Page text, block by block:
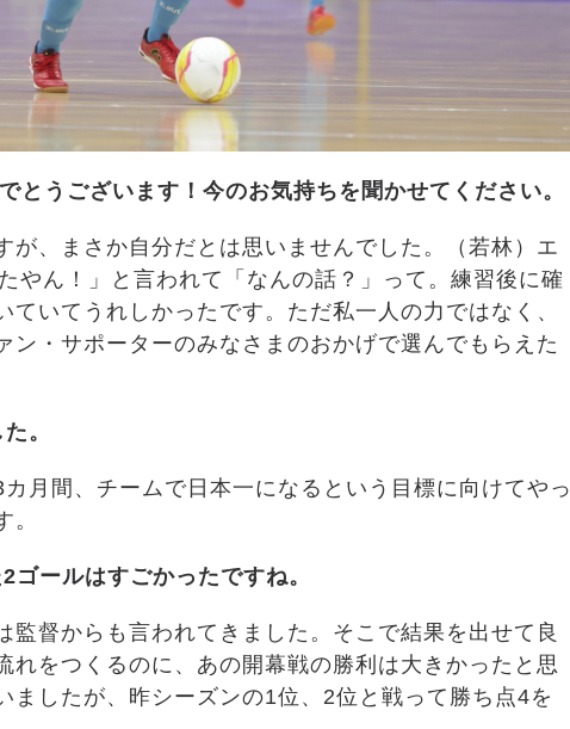
うございます！今のお気持ちを聞かせてください。
、まさか自分だとは思いませんでした。（若林）エ
やん！」と言われて「なんの話？」って。練習後に確
いてうれしかったです。ただ私一人の力ではなく、
ン・サポーターのみなさまのおかげで選んでもらえた
。
月間、チームで日本一になるという目標に向けてやっ
。
ールはすごかったですね。
督からも言われてきました。そこで結果を出せて良
をつくるのに、あの開幕戦の勝利は大きかったと思
ましたが、昨シーズンの1位、2位と戦って勝ち点4を